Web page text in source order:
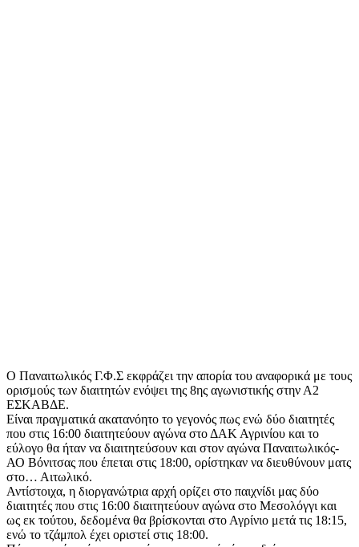
Ο Παναιτωλικός Γ.Φ.Σ εκφράζει την απορία του αναφορικά με τους
ορισμούς των διαιτητών ενόψει της 8ης αγωνιστικής στην Α2
ΕΣΚΑΒΔΕ.
Είναι πραγματικά ακατανόητο το γεγονός πως ενώ δύο διαιτητές
που στις 16:00 διαιτητεύουν αγώνα στο ΔΑΚ Αγρινίου και το
εύλογο θα ήταν να διαιτητεύσουν και στον αγώνα Παναιτωλικός-
ΑΟ Βόνιτσας που έπεται στις 18:00, ορίστηκαν να διευθύνουν ματς
στο… Αιτωλικό.
Αντίστοιχα, η διοργανώτρια αρχή ορίζει στο παιχνίδι μας δύο
διαιτητές που στις 16:00 διαιτητεύουν αγώνα στο Μεσολόγγι και
ως εκ τούτου, δεδομένα θα βρίσκονται στο Αγρίνιο μετά τις 18:15,
ενώ το τζάμπολ έχει οριστεί στις 18:00.